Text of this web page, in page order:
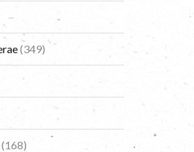
(349)
(168)